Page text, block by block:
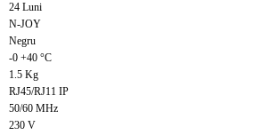
24 Luni
N-JOY
Negru
-0 +40 °C
1.5 Kg
RJ45/RJ11 IP
50/60 MHz
230 V